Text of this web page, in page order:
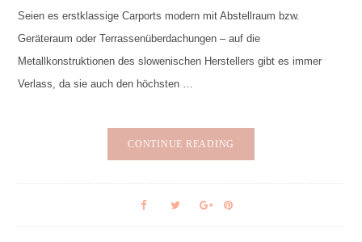
Seien es erstklassige Carports modern mit Abstellraum bzw.
Geräteraum oder Terrassenüberdachungen – auf die
Metallkonstruktionen des slowenischen Herstellers gibt es immer
Verlass, da sie auch den höchsten …
CONTINUE READING